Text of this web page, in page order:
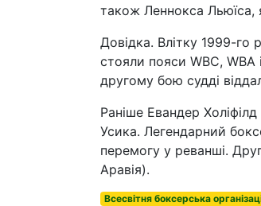
також Леннокса Льюїса,
Довідка. Влітку 1999-го
стояли пояси WBC, WBA
другому бою судді
Раніше Евандер
Усика. Легендарний
перемогу у реванші.
Аравія).
Всесвітня боксерська